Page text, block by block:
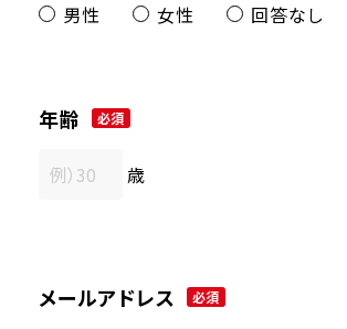
男性 女性 回答なし
年齢 必須
歳
メールアドレス 必須